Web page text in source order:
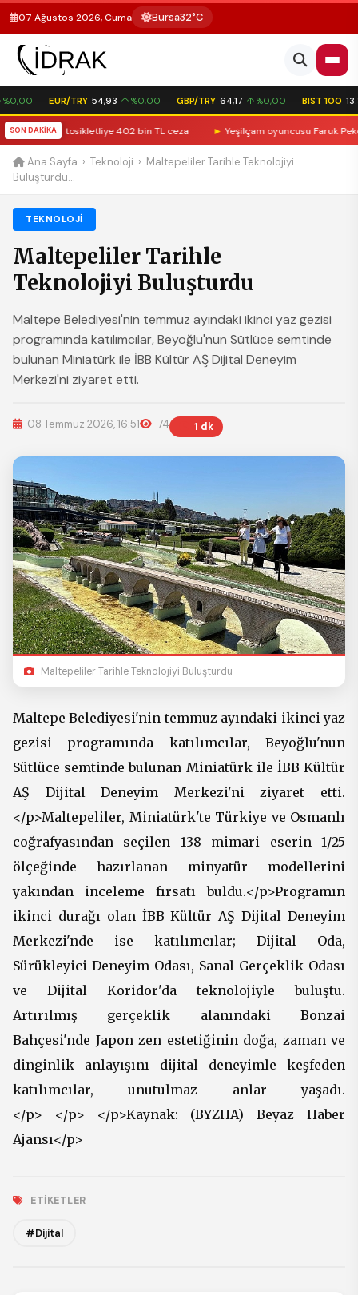
07 Ağustos 2026, Cuma Bursa32°C
EUR/TRY 54,93 ↑ %0,00 GBP/TRY 64,17 ↑ %0,00 BIST 100
SON DAKİKAmotosikletliye 402 bin TL ceza Yeşilçam oyuncusu Faruk
Ana Sayfa › Teknoloji › Maltepeliler Tarihle Teknolojiyi
Buluşturdu...
TEKNOLOJI
Maltepeliler Tarihle
Teknolojiyi Buluşturdu
Maltepe Belediyesi'nin temmuz ayındaki ikinci yaz gezisi
programında katılımcılar, Beyoğlu'nun Sütlüce semtinde
bulunan Miniatürk ile İBB Kültür AŞ Dijital Deneyim
Merkezi'ni ziyaret etti.
08 Temmuz 2026, 16:51 74 1 dk
Maltepeliler Tarihle Teknolojiyi Buluşturdu
Maltepe Belediyesi'nin temmuz ayındaki ikinci yaz
gezisi programında katılımcılar, Beyoğlu'nun
Sütlüce semtinde bulunan Miniatürk ile İBB Kültür
AŞ Dijital Deneyim Merkezi'ni ziyaret etti.
</p>Maltepeliler, Miniatürk'te Türkiye ve Osmanlı
coğrafyasından seçilen 138 mimari eserin 1/25
ölçeğinde hazırlanan minyatür modellerini
yakından inceleme fırsatı buldu.</p>Programın
ikinci durağı olan İBB Kültür AŞ Dijital Deneyim
Merkezi'nde ise katılımcılar; Dijital Oda,
Sürükleyici Deneyim Odası, Sanal Gerçeklik Odası
ve Dijital Koridor'da teknolojiyle buluştu.
Artırılmış gerçeklik alanındaki Bonzai
Bahçesi'nde Japon zen estetiğinin doğa, zaman ve
dinginlik anlayışını dijital deneyimle keşfeden
katılımcılar, unutulmaz anlar yaşadı.
</p> </p> </p>Kaynak: (BYZHA) Beyaz Haber
Ajansı</p>
ETIKETLER
#Dijital